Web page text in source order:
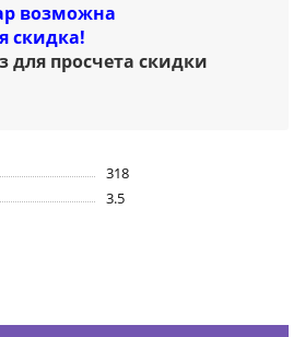
возможна
скидка!
для просчета скидки
318
3.5